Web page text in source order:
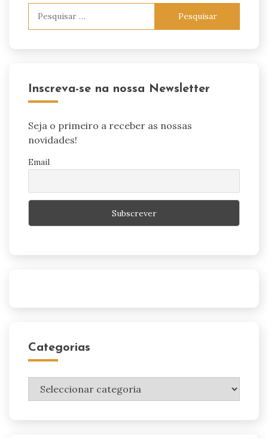
Inscreva-se na nossa Newsletter
Seja o primeiro a receber as nossas
novidades!
Email
Categorias
Categorias